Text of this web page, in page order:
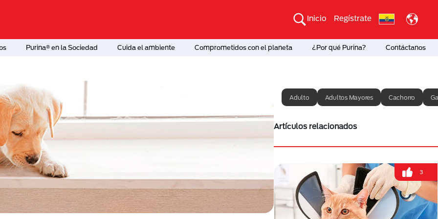
Inicio Regístrate
Purina® en la Sociedad Cuida el ambiente Comprometidos con el planeta ¿Por qué Purina? Contáctanos
Adulto Adultos Mayores Cachorro
Artículos relacionados
3